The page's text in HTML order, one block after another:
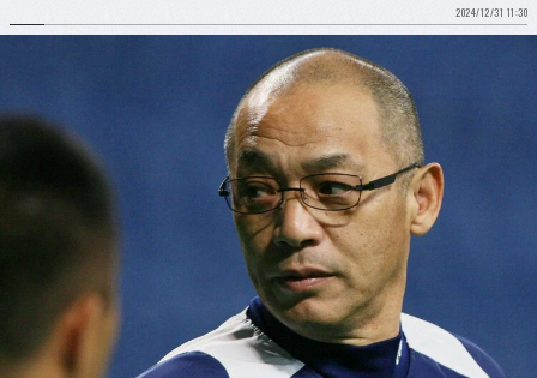
2024/12/31 11:30